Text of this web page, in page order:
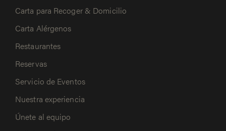
Carta para Recoger & Domicilio
Carta Alérgenos
Restaurantes
Reservas
Servicio de Eventos
Nuestra experiencia
Únete al equipo